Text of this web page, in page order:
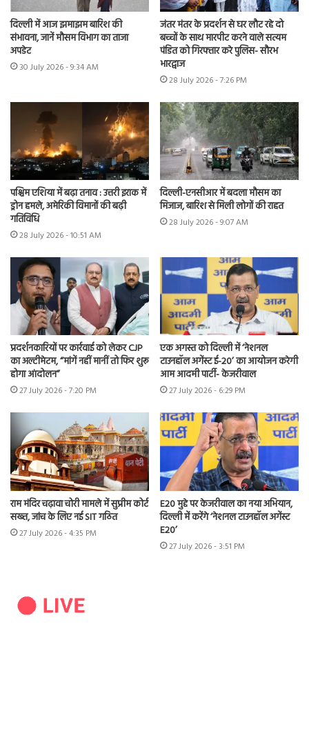
दिल्ली में आज झमाझम बारिश की
संभावना, जानें मौसम विभाग का ताजा
अपडेट
30 July 2026 - 9:34 AM
जंतर मंतर के प्रदर्शन से घर लौट रहे दो
बच्चों के साथ मारपीट करने वाले सत्यम
पंडित को गिरफ्तार करे पुलिस- सौरभ
भारद्वाज
28 July 2026 - 7:26 PM
पश्चिम एशिया में बढ़ा तनाव : उत्तरी इराक में
ड्रोन हमले, अमेरिकी विमानों की बढ़ी
गतिविधि
28 July 2026 - 10:51 AM
दिल्ली-एनसीआर में बदला मौसम का
मिजाज, बारिश से मिली लोगों की राहत
28 July 2026 - 9:07 AM
प्रदर्शनकारियों पर कार्रवाई को लेकर CJP
का अल्टीमेटम, “मांगें नहीं मानीं तो फिर शुरू
होगा आंदोलन”
27 July 2026 - 7:20 PM
एक अगस्त को दिल्ली में ‘नेशनल
टाउनहॉल अगेंस्ट ई-20’ का आयोजन करेगी
आम आदमी पार्टी- केजरीवाल
27 July 2026 - 6:29 PM
राम मंदिर चढ़ावा चोरी मामले में सुप्रीम कोर्ट
सख्त, जांच के लिए नई SIT गठित
27 July 2026 - 4:35 PM
E20 मुद्दे पर केजरीवाल का नया अभियान,
दिल्ली में करेंगे ‘नेशनल टाउनहॉल अगेंस्ट
E20’
27 July 2026 - 3:51 PM